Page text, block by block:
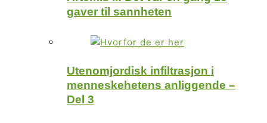
gaver til sannheten
Utenomjordisk infiltrasjon i
menneskehetens anliggende –
Del 3